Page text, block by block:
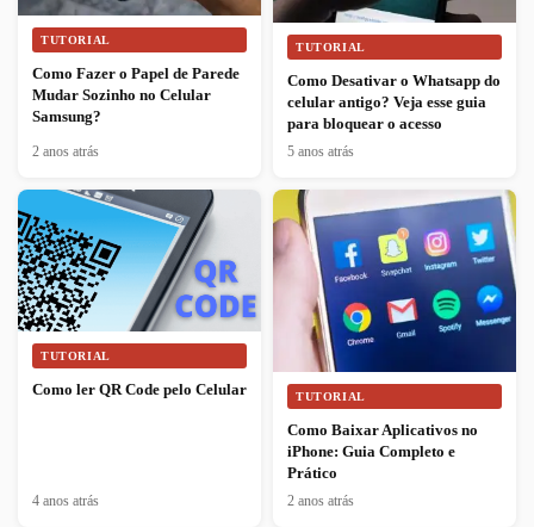
TUTORIAL
Como Fazer o Papel de Parede
Mudar Sozinho no Celular
Samsung?
2 anos atrás
TUTORIAL
Como Desativar o Whatsapp do
celular antigo? Veja esse guia
para bloquear o acesso
5 anos atrás
TUTORIAL
Como ler QR Code pelo Celular
4 anos atrás
TUTORIAL
Como Baixar Aplicativos no
iPhone: Guia Completo e
Prático
2 anos atrás